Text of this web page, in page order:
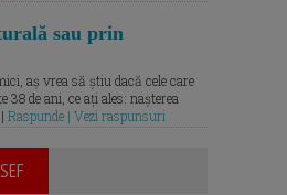
sau prin
aș vrea să știu dacă cele care
38 de ani, ce ați ales: nașterea
Raspunde | Vezi raspunsuri